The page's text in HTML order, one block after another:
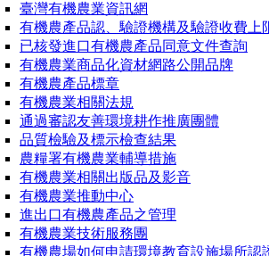
臺灣有機農業資訊網
有機農產品認、驗證機構及驗證收費上
已核發進口有機農產品同意文件查詢
有機農業商品化資材網路公開品牌
有機農產品標章
有機農業相關法規
通過審認友善環境耕作推廣團體
品質檢驗及標示檢查結果
農糧署有機農業輔導措施
有機農業相關出版品及影音
有機農業推動中心
進出口有機農產品之管理
有機農業技術服務團
有機農場如何申請環境教育設施場所認